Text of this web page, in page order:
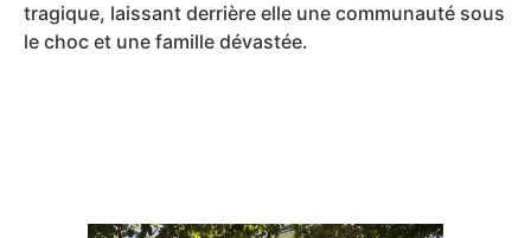
tragique, laissant derrière elle une communauté sous
le choc et une famille dévastée.